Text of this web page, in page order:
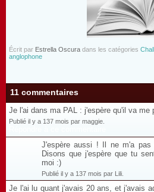
Écrit par Estrella Oscura dans les catégories
anglophone
11 commentaires
Je l'ai dans ma PAL : j'espère qu'il va me
Publié il y a 137 mois par maggie.
J'espère aussi ! Il ne m'a pas
Disons que j'espère que tu
moi :)
Publié il y a 137 mois par Lili.
Je l'ai lu quant j'avais 20 ans, et j'avais